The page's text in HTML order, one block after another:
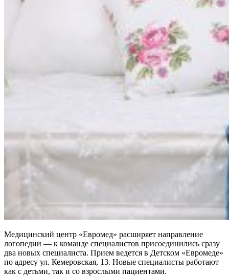
Медицинский центр «Евромед» расширяет направление
логопедии — к команде специалистов присоединились сразу
два новых специалиста. Прием ведется в Детском «Евромеде»
по адресу ул. Кемеровская, 13. Новые специалисты работают
как с детьми, так и со взрослыми пациентами.